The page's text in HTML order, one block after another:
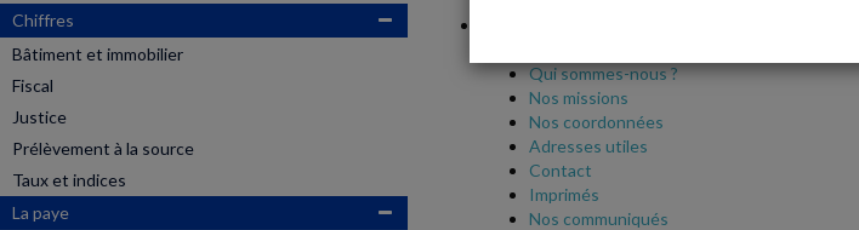
Chiffres
Bâtiment et immobilier
Fiscal
Justice
Prélèvement à la source
Taux et indices
La paye
Qui sommes-nous ?
Nos missions
Nos coordonnées
Adresses utiles
Contact
Imprimés
Nos communiqués